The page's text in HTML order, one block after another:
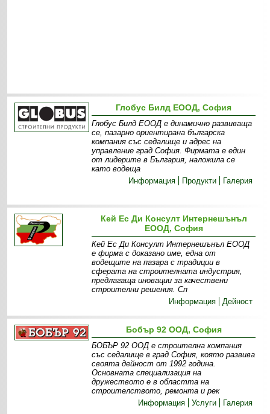
Глобус Билд ЕООД, София
Глобус Билд ЕООД е динамично развиваща
се, пазарно ориентирана българска
компания със седалище и адрес на
управление град София. Фирмата е един
от лидерите в България, наложила се
като водеща
Информация
Продукти Галерия
Кей Ес Ди Консулт Интернешънъл
ЕООД, София
Кей Ес Ди Консулт Интернешънъл ЕООД
е фирма с доказано име, една от
водещите на пазара с традиции в
сферата на строителната индустрия,
предлагаща иновации за качествени
строителни решения. Сп
Информация
Дейност
Бобър 92 ООД, София
БОБЪР 92 ООД е строителна компания
със седалище в град София, която развива
своята дейност от 1992 година.
Основната специализация на
дружеството е в областта на
строителството, ремонта и рек
Информация
Услуги Галерия